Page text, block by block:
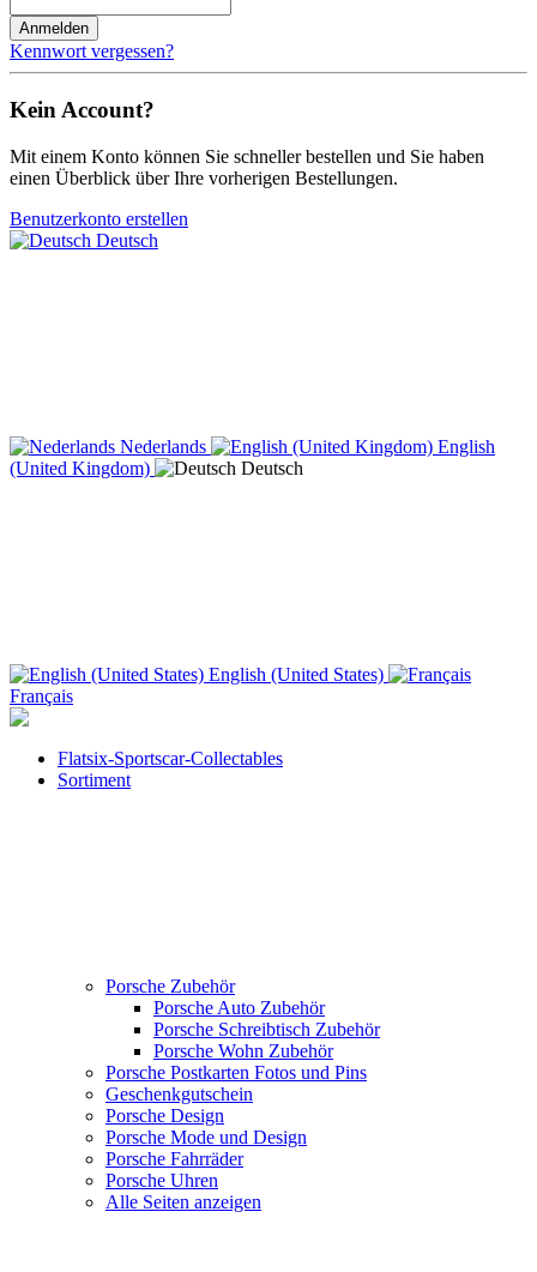
Anmelden
Kennwort vergessen?
Kein Account?
Mit einem Konto können Sie schneller bestellen und Sie haben
einen Überblick über Ihre vorherigen Bestellungen.
Benutzerkonto erstellen
Deutsch
Nederlands
English
(United Kingdom)
Deutsch
English (United States)
Français
Flatsix-Sportscar-Collectables
Sortiment
Porsche Zubehör
Porsche Auto Zubehör
Porsche Schreibtisch Zubehör
Porsche Wohn Zubehör
Porsche Postkarten Fotos und Pins
Geschenkgutschein
Porsche Design
Porsche Mode und Design
Porsche Fahrräder
Porsche Uhren
Alle Seiten anzeigen